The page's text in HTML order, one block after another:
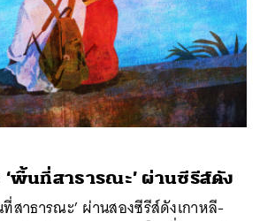
‘พื้นที่สาธารณะ’ ผ่านซีรีส์ดัง
ที่สาธารณะ’ ผ่านสองซีรีส์ดังเกาหลี-